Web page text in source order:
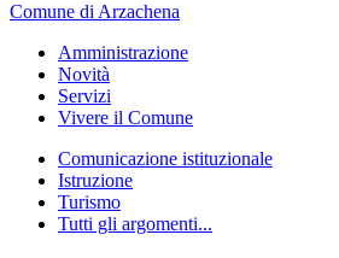
Comune di Arzachena
Amministrazione
Novità
Servizi
Vivere il Comune
Comunicazione istituzionale
Istruzione
Turismo
Tutti gli argomenti...